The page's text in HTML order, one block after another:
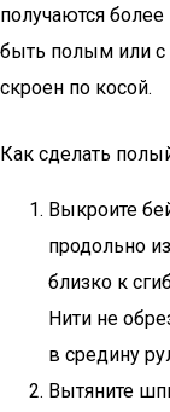
получаются
быть полым или
скроен по косой.
Как сделать
Выкроите
продольно
близко к
Нити не
в средину
Вытяните